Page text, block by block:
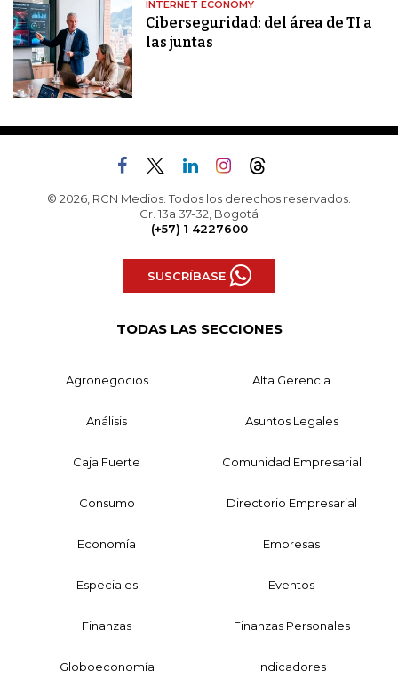
INTERNET ECONOMY
Ciberseguridad: del área de TI a
las juntas
© 2026, RCN Medios. Todos los derechos reservados.
Cr. 13a 37-32, Bogotá
(+57) 1 4227600
SUSCRÍBASE
TODAS LAS SECCIONES
Agronegocios Alta Gerencia
Análisis Asuntos Legales
Caja Fuerte Comunidad Empresarial
Consumo Directorio Empresarial
Economía Empresas
Especiales Eventos
Finanzas Finanzas Personales
Globoeconomía Indicadores